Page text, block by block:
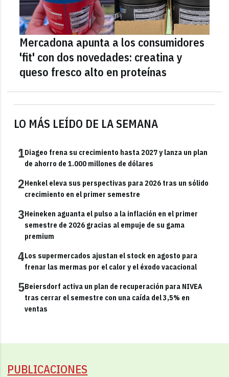
LO MÁS LEÍDO DE LA SEMANA
1Diageo frena su crecimiento hasta 2027 y lanza un plan
de ahorro de 1.000 millones de dólares
2Henkel eleva sus perspectivas para 2026 tras un sólido
crecimiento en el primer semestre
3Heineken aguanta el pulso a la inflación en el primer
semestre de 2026 gracias al empuje de su gama
premium
4Los supermercados ajustan el stock en agosto para
frenar las mermas por el calor y el éxodo vacacional
5Beiersdorf activa un plan de recuperación para NIVEA
tras cerrar el semestre con una caída del 3,5% en
ventas
Mercadona apunta a los consumidores
'fit' con dos novedades: creatina y
queso fresco alto en proteínas
PUBLICACIONES